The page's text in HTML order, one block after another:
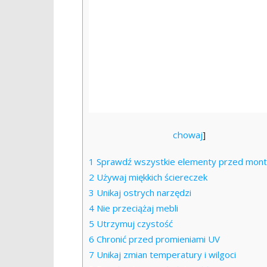
chowaj]
1 Sprawdź wszystkie elementy przed
2 Używaj miękkich ściereczek
3 Unikaj ostrych narzędzi
4 Nie przeciążaj mebli
5 Utrzymuj czystość
6 Chronić przed promieniami UV
7 Unikaj zmian temperatury i wilgoci